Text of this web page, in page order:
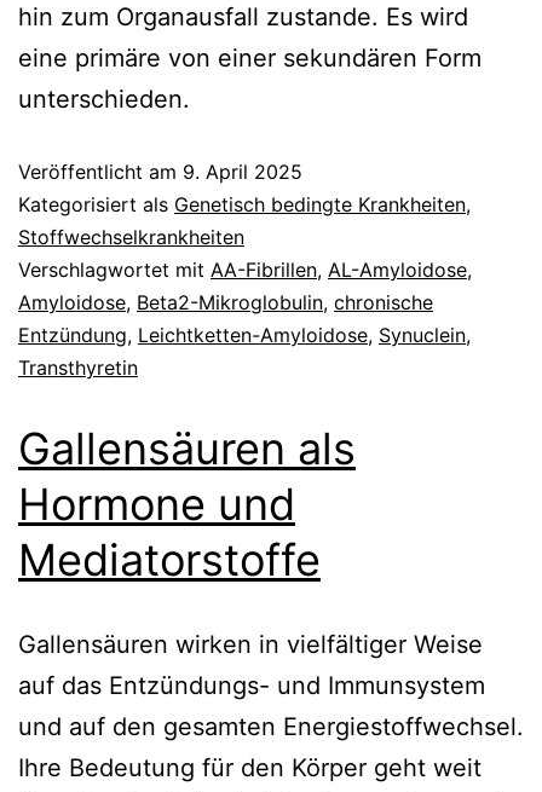
hin zum Organausfall zustande. Es wird
eine primäre von einer sekundären Form
unterschieden.
Veröffentlicht am 9. April 2025
Kategorisiert als Genetisch bedingte Krankheiten,
Stoffwechselkrankheiten
Verschlagwortet mit AA-Fibrillen, AL-Amyloidose,
Amyloidose, Beta2-Mikroglobulin, chronische
Entzündung, Leichtketten-Amyloidose, Synuclein,
Transthyretin
Gallensäuren als
Hormone und
Mediatorstoffe
Gallensäuren wirken in vielfältiger Weise
auf das Entzündungs- und Immunsystem
und auf den gesamten Energiestoffwechsel.
Ihre Bedeutung für den Körper geht weit